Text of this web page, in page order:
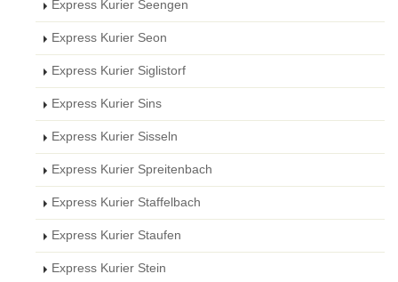
Express Kurier Seengen
Express Kurier Seon
Express Kurier Siglistorf
Express Kurier Sins
Express Kurier Sisseln
Express Kurier Spreitenbach
Express Kurier Staffelbach
Express Kurier Staufen
Express Kurier Stein